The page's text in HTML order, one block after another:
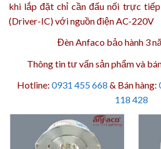
khi lắp đặt chỉ cần đấu nối trực
(Driver-IC) với nguồn điện AC-220V
Đèn Anfaco bảo hành 3
Thông tin tư vấn sản phẩm và
Hotline: 0931 455 668 & Bán hàng:
118 428